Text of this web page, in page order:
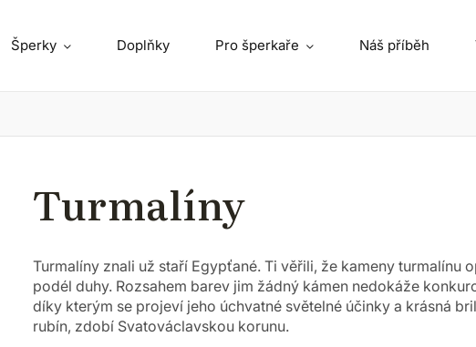
Šperky Doplňky Pro šperkaře Náš příběh
Turmalíny
Turmalíny znali už staří Egypťané. Ti věřili, že kameny
podél duhy. Rozsahem barev jim žádný kámen nedokáže
díky kterým se projeví jeho úchvatné světelné účinky a krásná
rubín, zdobí Svatováclavskou korunu.